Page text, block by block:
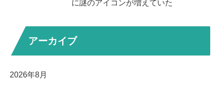
に謎のアイコンが増えていた
アーカイブ
2026年8月